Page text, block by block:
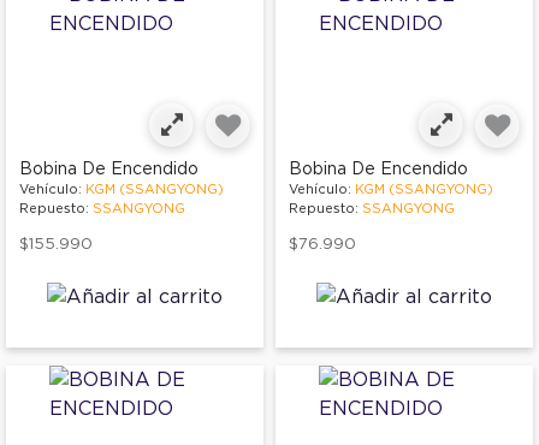
Bobina De Encendido
Vehículo: KGM (SSANGYONG)
Repuesto: SSANGYONG
$155.990
Bobina De Encendido
Vehículo: KGM (SSANGYONG)
Repuesto: SSANGYONG
$76.990